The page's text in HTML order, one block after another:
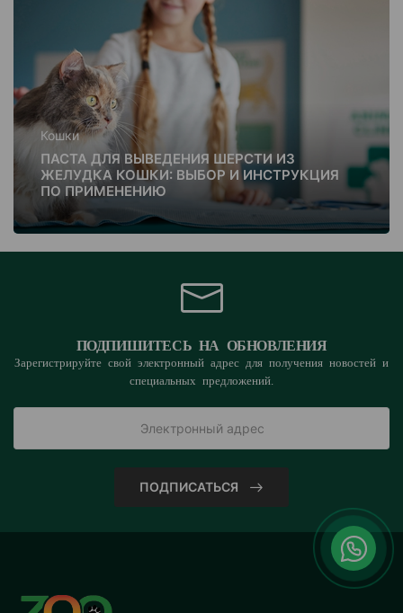
Кошки
ПАСТА ДЛЯ ВЫВЕДЕНИЯ ШЕРСТИ ИЗ
ЖЕЛУДКА КОШКИ: ВЫБОР И ИНСТРУКЦИЯ
ПО ПРИМЕНЕНИЮ
ПОДПИШИТЕСЬ НА ОБНОВЛЕНИЯ
Зарегистрируйте свой электронный адрес для получения новостей и
специальных предложений.
ПОДПИСАТЬСЯ